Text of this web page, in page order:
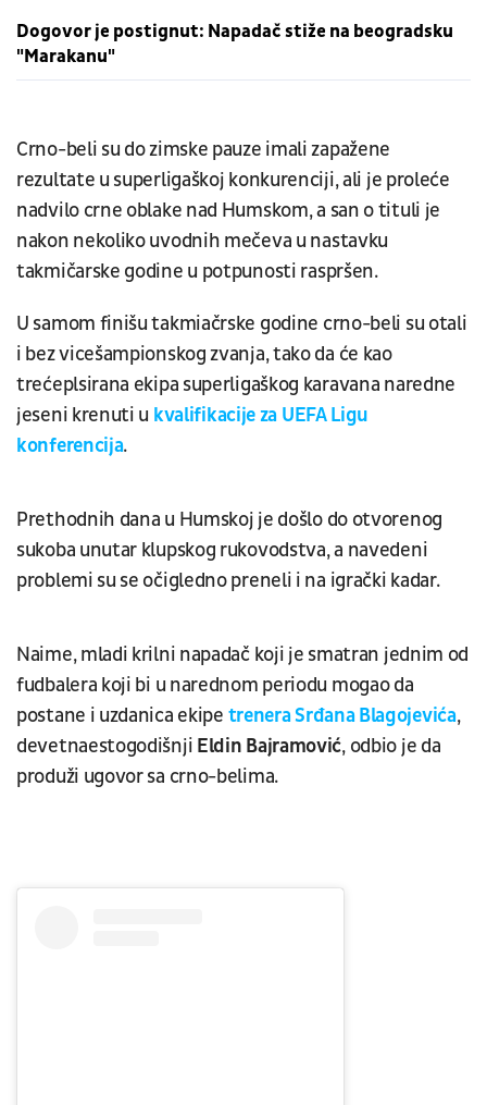
Dogovor je postignut: Napadač stiže na beogradsku
"Marakanu"
Crno-beli su do zimske pauze imali zapažene
rezultate u superligaškoj konkurenciji, ali je proleće
nadvilo crne oblake nad Humskom, a san o tituli je
nakon nekoliko uvodnih mečeva u nastavku
takmičarske godine u potpunosti raspršen.
U samom finišu takmiačrske godine crno-beli su otali
i bez vicešampionskog zvanja, tako da će kao
trećeplsirana ekipa superligaškog karavana naredne
jeseni krenuti u kvalifikacije za UEFA Ligu
konferencija.
Prethodnih dana u Humskoj je došlo do otvorenog
sukoba unutar klupskog rukovodstva, a navedeni
problemi su se očigledno preneli i na igrački kadar.
Naime, mladi krilni napadač koji je smatran jednim od
fudbalera koji bi u narednom periodu mogao da
postane i uzdanica ekipe trenera Srđana Blagojevića,
devetnaestogodišnji Eldin Bajramović, odbio je da
produži ugovor sa crno-belima.